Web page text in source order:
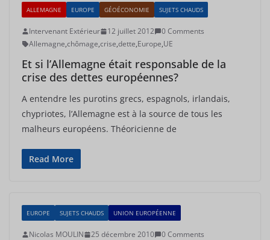
ALLEMAGNE EUROPE GÉOÉCONOMIE SUJETS CHAUDS
Intervenant Extérieur 12 juillet 2012
0 Comments
Allemagne,chômage,crise,dette,Europe,UE
Et si l’Allemagne était responsable de la
crise des dettes européennes?
A entendre les purotins grecs, espagnols, irlandais,
chypriotes, l’Allemagne est à la source de tous les
malheurs européens. Théoricienne de
Read More
EUROPE SUJETS CHAUDS UNION EUROPÉENNE
Nicolas MOULIN 25 décembre 2010
0 Comments